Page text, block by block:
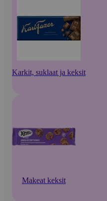
Karkit, suklaat ja keksit
Makeat keksit